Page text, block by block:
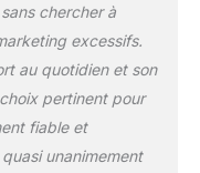
DIVERS :
et
+
et
chercher à
excessifs.
au quotidien et son
pertinent pour
fiable et
unanimement